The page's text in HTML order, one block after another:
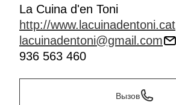
La Cuina d'en Toni
http://www.lacuinadentoni.cat
lacuinadentoni@gmail.com
936 563 460
Вызов